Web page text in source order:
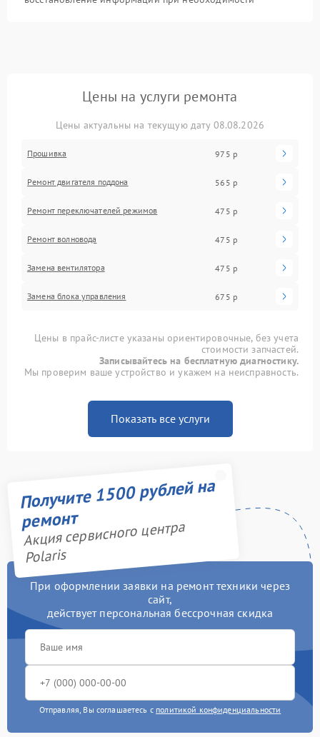
Цены на услуги ремонта
Цены актуальны на текущую дату 08.08.2026
Прошивка 975 р
Ремонт двигателя поддона 565 р
Ремонт переключателей режимов 475 р
Ремонт волновода 475 р
Замена вентилятора 475 р
Замена блока управления 675 р
Цены в прайс-листе указаны ориентировочные, без учета
стоимости запчастей.
Записывайтесь на бесплатную диагностику.
Мы проверим ваше устройство и укажем на неисправность.
Показать все услуги
Получите 1500 рублей на
ремонт
Акция сервисного центра
Polaris
При оформлении заявки на ремонт техники через
сайт,
действует персональная бессрочная скидка
Отправляя, Вы соглашаетесь с политикой конфиденциальности